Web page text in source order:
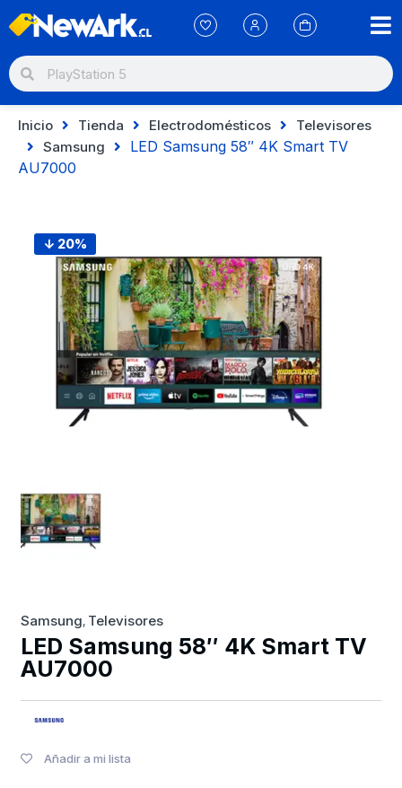
Inicio Tienda Electrodomésticos
Televisores
Samsung
LED Samsung 58″ 4K Smart TV
AU7000
↓ 20%
Samsung, Televisores
LED Samsung 58″ 4K Smart TV
AU7000
Añadir a mi lista